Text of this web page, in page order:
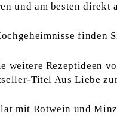
und am besten direkt
finden
weitere Rezeptideen
Titel Aus Liebe
mit Rotwein und